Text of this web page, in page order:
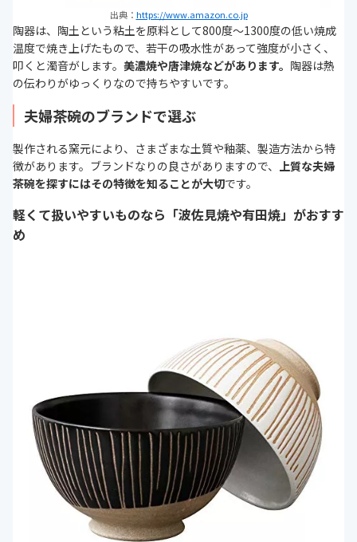
出典： https://www.amazon.co.jp
陶器は、陶土という粘土を原料として800度～1300度の低い焼成
温度で焼き上げたもので、若干の吸水性があって強度が小さく、
叩くと濁音がします。 美濃焼や唐津焼などがあります。 陶器は熱
の伝わりがゆっくりなので持ちやすいです。
夫婦茶碗のブランドで選ぶ
製作される窯元により、さまざまな土質や釉薬、製造方法から特
徴があります。ブランドなりの良さがありますので、
上質な夫婦
茶碗を探すにはその特徴を知ることが大切です。
軽くて扱いやすいものなら「波佐見焼や有田焼」がおすす
め